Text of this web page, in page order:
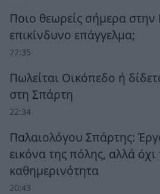
Ποιο θεωρείς σήμερα στην
επικίνδυνο επάγγελμα;
22:35
Πωλείται Οικόπεδο ή
στη Σπάρτη
22:34
Παλαιολόγου Σπάρτης:
εικόνα της πόλης, αλλά όχι
καθημερινότητα
20:43